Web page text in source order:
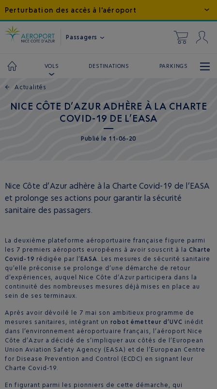
Perturbation des accès à l'aéroport
Passagers
VOLS DESTINATIONS PARKINGS
← Actualités
NICE CÔTE D’AZUR ADHÈRE À LA CHARTE
COVID-19 DE L’EASA
Publié le 11-06-20
Nice Côte d’Azur adhère à la Charte Covid-19 de l’EASA
et prolonge ses actions pour garantir la sécurité
sanitaire des passagers.
La deuxième plateforme aéroportuaire française figure parmi
les 7 premiers aéroports européens à avoir souscrit à la Charte
Covid-19 rédigée par l’EASA. Les mesures de sécurité sanitaire
qu’elle préconise se prolonge d’une démarche de retour
d’expériences, auquel Nice Côte d’Azur participera dans la
continuité des nombreuses mesures déjà mises en place au
sein de ses terminaux.
Après avoir dévoilé le 7 mai son ambitieux programme de
mesures sanitaires, intégrant un robot émetteur d’UVC inédit
dans l’environnement aéroportuaire français, l’aéroport Nice
Côte d’Azur a décidé de s’impliquer aux côtés de l’European
Union Aviation Safety Agency (EASA) et de l’European Centre
for Disease Prevention and Control (ECDC) en signant leur
Charte Covid-19.
En figurant parmi les pionniers de cette démarche, qui